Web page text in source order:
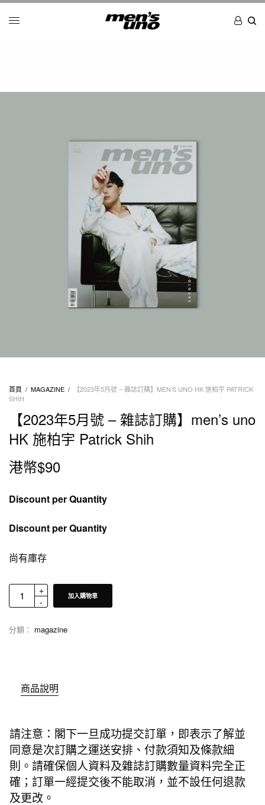
首頁 / MAGAZINE /
【2023年5月號 – 雜誌訂購】MEN’S UNO HK 施柏宇 PATRICK
SHIH
【2023年5月號 – 雜誌訂購】men’s uno
HK 施柏宇 Patrick Shih
港幣$90
Discount per Quantity
Discount per Quantity
尚有庫存
加入購物車
分類： magazine
商品說明
請注意：閣下一旦成功提交訂單，即表示了解並
同意是次訂購之運送安排、付款須知及條款細
則。請確保個人資料及雜誌訂購數量資料完全正
確；訂單一經提交後不能取消，並不設任何退款
及更改。